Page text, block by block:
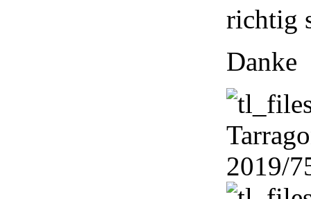
richtig
Danke